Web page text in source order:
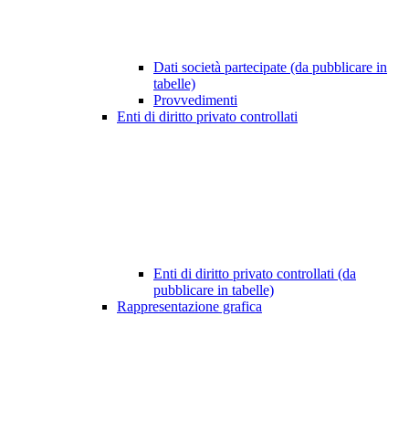
Dati società partecipate (da pubblicare in
tabelle)
Provvedimenti
Enti di diritto privato controllati
Enti di diritto privato controllati (da
pubblicare in tabelle)
Rappresentazione grafica